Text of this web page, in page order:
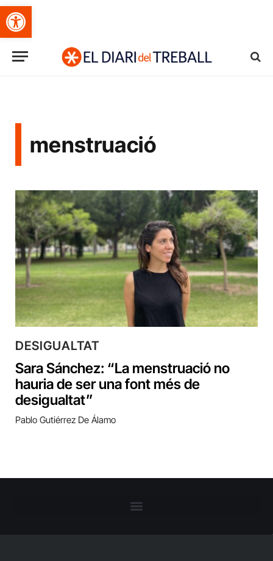
Obre la barra d'eines
menstruació
DESIGUALTAT
Sara Sánchez: “La menstruació no
hauria de ser una font més de
desigualtat”
Pablo Gutiérrez De Álamo